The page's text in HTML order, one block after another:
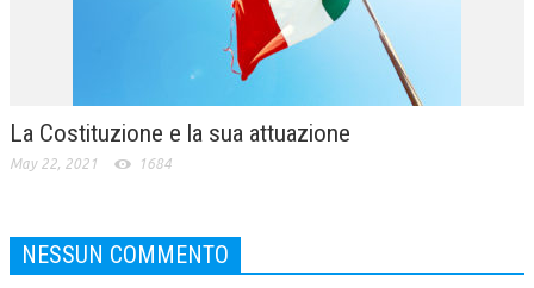
La Costituzione e la sua attuazione
May 22, 2021 1684
NESSUN COMMENTO